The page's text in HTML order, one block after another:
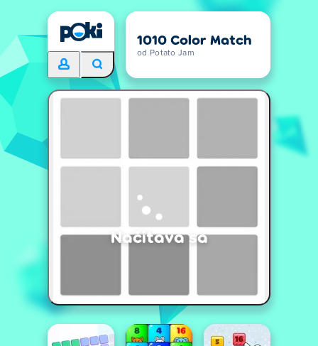
1010 Color Match
od Potato Jam
Načítava sa